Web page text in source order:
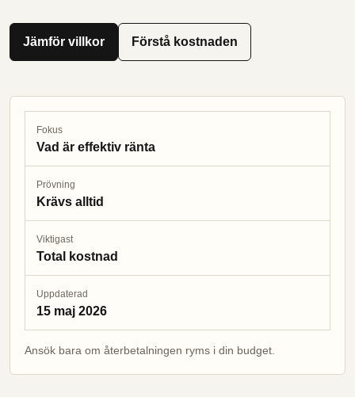
Jämför villkor Förstå kostnaden
Fokus
Vad är effektiv ränta
Prövning
Krävs alltid
Viktigast
Total kostnad
Uppdaterad
15 maj 2026
Ansök bara om återbetalningen ryms i din budget.